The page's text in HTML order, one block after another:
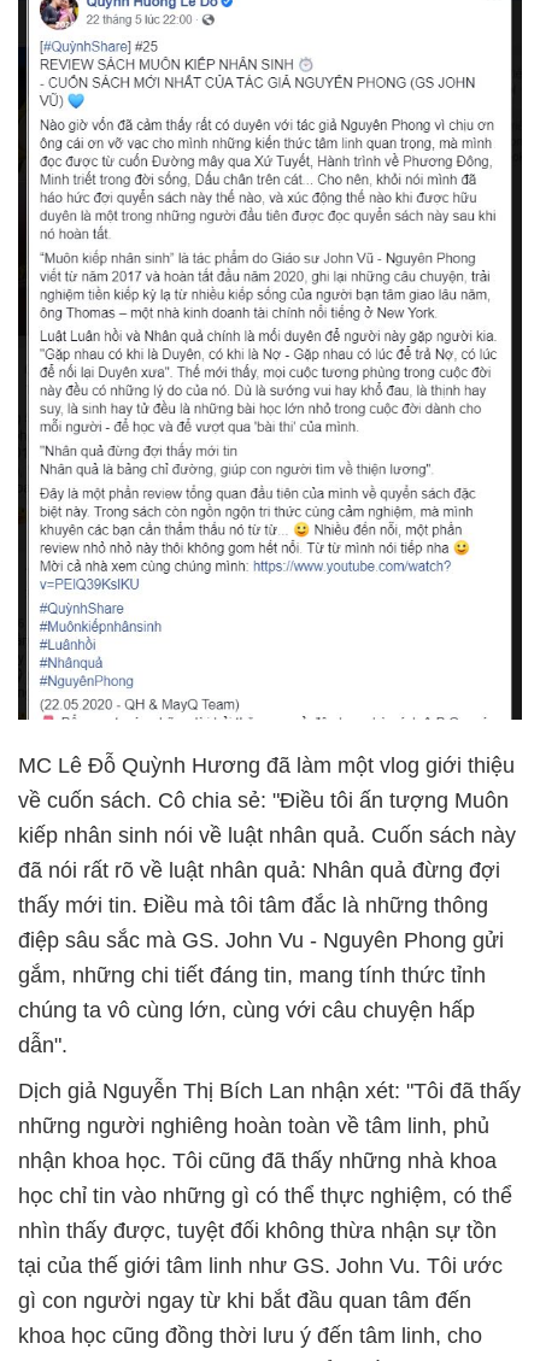
MC Lê Đỗ Quỳnh Hương đã làm một vlog giới thiệu
về cuốn sách. Cô chia sẻ: "Điều tôi ấn tượng Muôn
kiếp nhân sinh nói về luật nhân quả. Cuốn sách này
đã nói rất rõ về luật nhân quả: Nhân quả đừng đợi
thấy mới tin. Điều mà tôi tâm đắc là những thông
điệp sâu sắc mà GS. John Vu - Nguyên Phong gửi
gắm, những chi tiết đáng tin, mang tính thức tỉnh
chúng ta vô cùng lớn, cùng với câu chuyện hấp
dẫn".
Dịch giả Nguyễn Thị Bích Lan nhận xét: "Tôi đã thấy
những người nghiêng hoàn toàn về tâm linh, phủ
nhận khoa học. Tôi cũng đã thấy những nhà khoa
học chỉ tin vào những gì có thể thực nghiệm, có thể
nhìn thấy được, tuyệt đối không thừa nhận sự tồn
tại của thế giới tâm linh như GS. John Vu. Tôi ước
gì con người ngay từ khi bắt đầu quan tâm đến
khoa học cũng đồng thời lưu ý đến tâm linh, cho